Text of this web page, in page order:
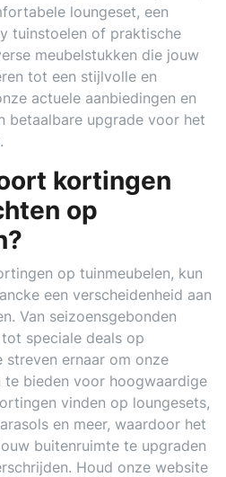
loungeset, een
tuinstoelen of praktische
meubelstukken die jouw
tot een stijlvolle en
actuele aanbiedingen en
betaalbare upgrade voor het
kortingen
op
op tuinmeubelen, kun
een verscheidenheid aan
Van seizoensgebonden
speciale deals op
streven ernaar om onze
bieden voor hoogwaardige
vinden op loungesets,
en meer, waardoor het
buitenruimte te upgraden
Houd onze website